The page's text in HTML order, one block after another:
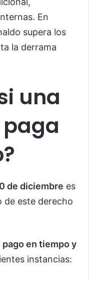
En
supera los
la derrama
una
de diciembre es
de este derecho
en tiempo y
instancias: